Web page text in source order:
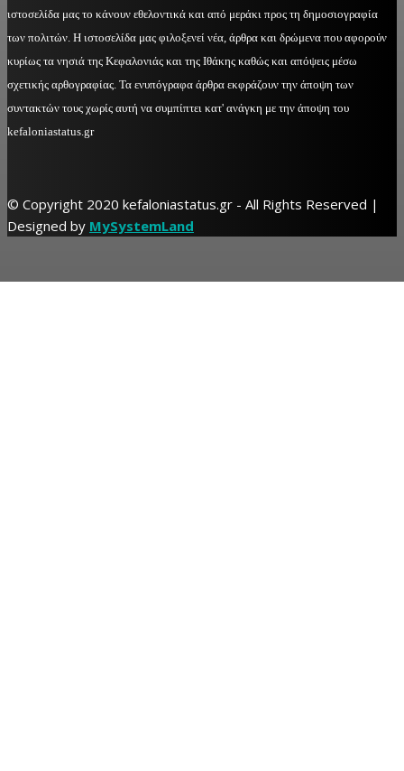
ιστοσελίδα μας το κάνουν εθελοντικά και από μεράκι προς τη δημοσιογραφία
των πολιτών. Η ιστοσελίδα μας φιλοξενεί νέα, άρθρα και δρώμενα που αφορούν
κυρίως τα νησιά της Κεφαλονιάς και της Ιθάκης καθώς και απόψεις μέσω
σχετικής αρθογραφίας. Τα ενυπόγραφα άρθρα εκφράζουν την άποψη των
συντακτών τους χωρίς αυτή να συμπίπτει κατ' ανάγκη με την άποψη του
kefaloniastatus.gr
© Copyright 2020 kefaloniastatus.gr - All Rights Reserved |
Designed by MySystemLand